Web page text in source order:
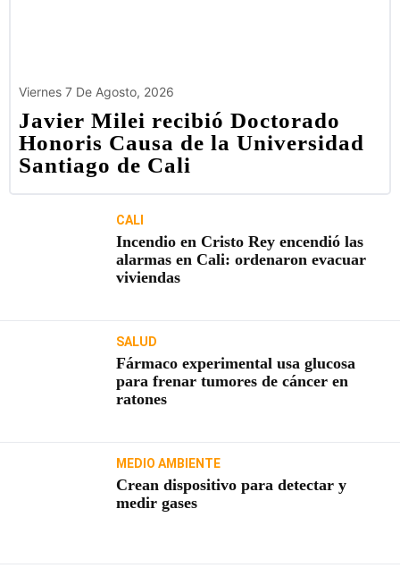
Viernes 7 De Agosto, 2026
Javier Milei recibió Doctorado
Honoris Causa de la Universidad
Santiago de Cali
CALI
Incendio en Cristo Rey encendió las
alarmas en Cali: ordenaron evacuar
viviendas
SALUD
Fármaco experimental usa glucosa
para frenar tumores de cáncer en
ratones
MEDIO AMBIENTE
Crean dispositivo para detectar y
medir gases